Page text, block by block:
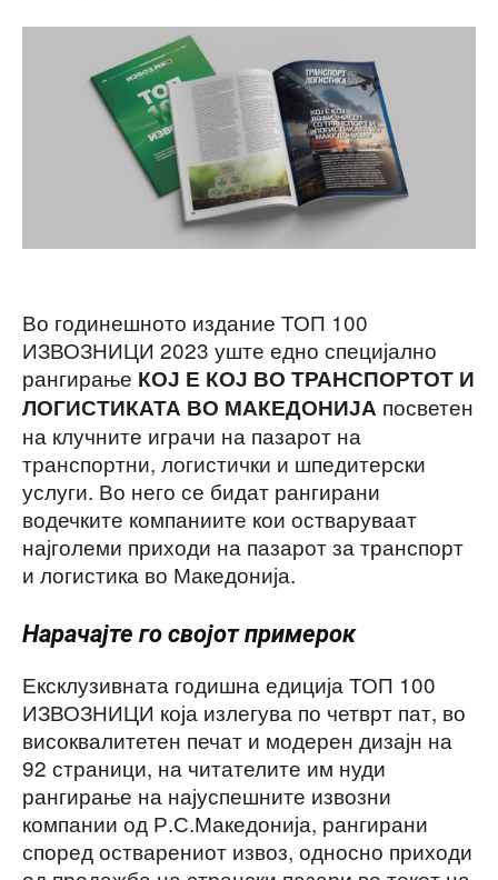
Во годинешното издание ТОП 100
ИЗВОЗНИЦИ 2023 уште едно специјално
рангирање КОЈ Е КОЈ ВО ТРАНСПОРТОТ И
ЛОГИСТИКАТА ВО МАКЕДОНИЈА посветен
на клучните играчи на пазарот на
транспортни, логистички и шпедитерски
услуги. Во него се бидат рангирани
водечките компаниите кои остваруваат
најголеми приходи на пазарот за транспорт
и логистика во Македонија.
Нарачајте го својот примерок
Ексклузивната годишна едиција ТОП 100
ИЗВОЗНИЦИ која излегува по четврт пат, во
високвалитетен печат и модерен дизајн на
92 страници, на читателите им нуди
рангирање на најуспешните извозни
компании од Р.С.Македонија, рангирани
според остварениот извоз, односно приходи